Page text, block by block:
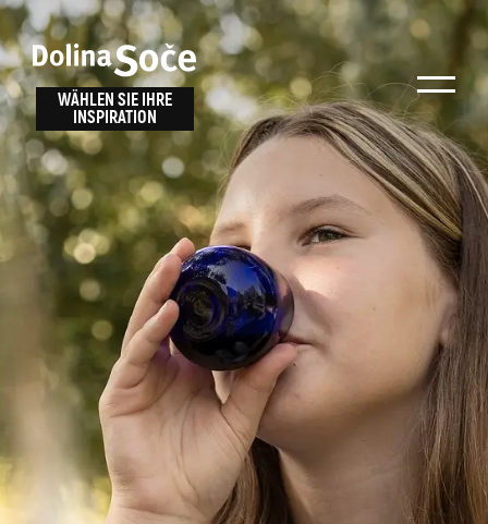
WÄHLEN SIE IHRE
INSPIRATION
Inspiration
finden
Finden Sie Aktivitäten, Attraktionen und
Unterhaltungsmöglichkeiten im Soča-Tal
oder wählen Sie aus unseren Reisetipps.
Suche...
Wählen Sie ein
Erlebnis
TOLMINER KLAMMEN JAVORCA
RIVER PASS JULIANA TRAIL
ALPE ADRIA TRAIL